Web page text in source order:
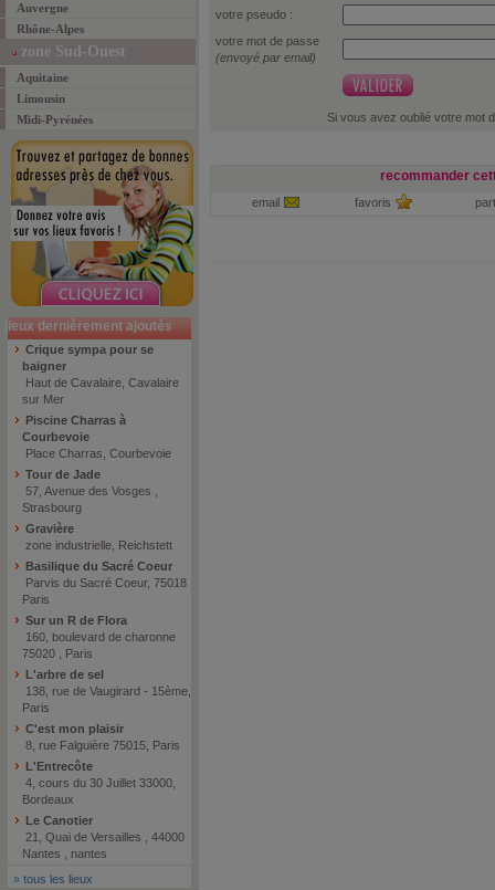
Auvergne
Rhône-Alpes
zone Sud-Ouest
Aquitaine
Limousin
Midi-Pyrénées
lieux dernièrement ajoutés
Crique sympa pour se
baigner
Haut de Cavalaire, Cavalaire
sur Mer
Piscine Charras à
Courbevoie
Place Charras, Courbevoie
Tour de Jade
57, Avenue des Vosges ,
Strasbourg
Gravière
zone industrielle, Reichstett
Basilique du Sacré Coeur
Parvis du Sacré Coeur, 75018
Paris
Sur un R de Flora
160, boulevard de charonne
75020 , Paris
L'arbre de sel
138, rue de Vaugirard - 15ème,
Paris
C'est mon plaisir
8, rue Falguière 75015, Paris
L'Entrecôte
4, cours du 30 Juillet 33000,
Bordeaux
Le Canotier
21, Quai de Versailles , 44000
Nantes , nantes
» tous les lieux
votre pseudo :
votre mot de passe
(envoyé par email)
Si vous avez oublié votre mot
recommander
email favoris